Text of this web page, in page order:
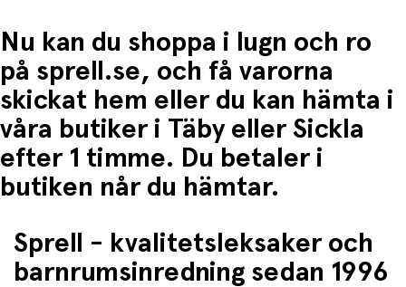
Nu kan du shoppa i lugn och ro
på sprell.se, och få varorna
skickat hem eller du kan hämta i
våra butiker i Täby eller Sickla
efter 1 timme. Du betaler i
butiken når du hämtar.
Sprell - kvalitetsleksaker och
barnrumsinredning sedan 1996